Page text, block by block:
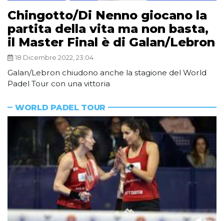
Chingotto/Di Nenno giocano la
partita della vita ma non basta,
il Master Final è di Galan/Lebron
18 Dicembre 2022, 23:04
Galan/Lebron chiudono anche la stagione del World
Padel Tour con una vittoria
WORLD PADEL TOUR